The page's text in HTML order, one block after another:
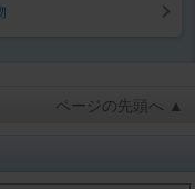
ページの先頭へ ▲